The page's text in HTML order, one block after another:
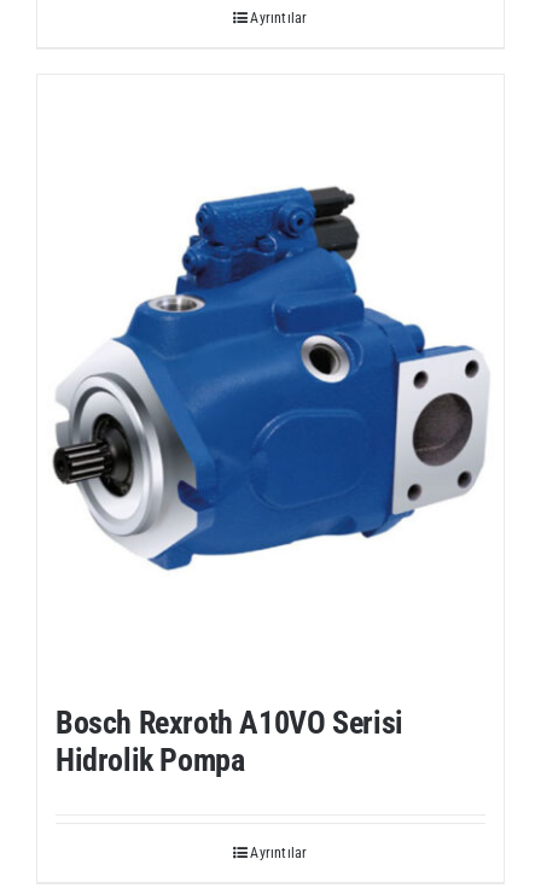
Ayrıntılar
Bosch Rexroth A10VO Serisi
Hidrolik Pompa
Ayrıntılar